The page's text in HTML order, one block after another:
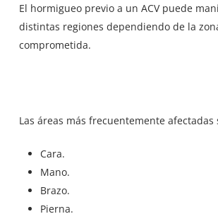
El hormigueo previo a un ACV puede
distintas regiones dependiendo de la
comprometida.
Las áreas más frecuentemente afectadas
Cara.
Mano.
Brazo.
Pierna.